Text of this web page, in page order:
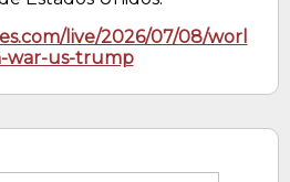
live/2026/07/08/worl
war-us-trump